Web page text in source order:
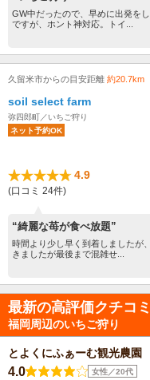
GW中だったので、早めに出発を
ですが、ホント神対応。トイ...
久留米市からの目安距離 約20.7km
soil select farm
弥四郎町／いちご狩り
ネット予約OK
4.9
(口コミ 24件)
“綺麗な苺が食べ放題”
時間より少し早く到着しましたが
きましたが最後まで混雑せ...
最新の高評価クチコミ
福岡周辺のいちご狩り
とよくにふぁーむ観光農園
4.0 女性／20代